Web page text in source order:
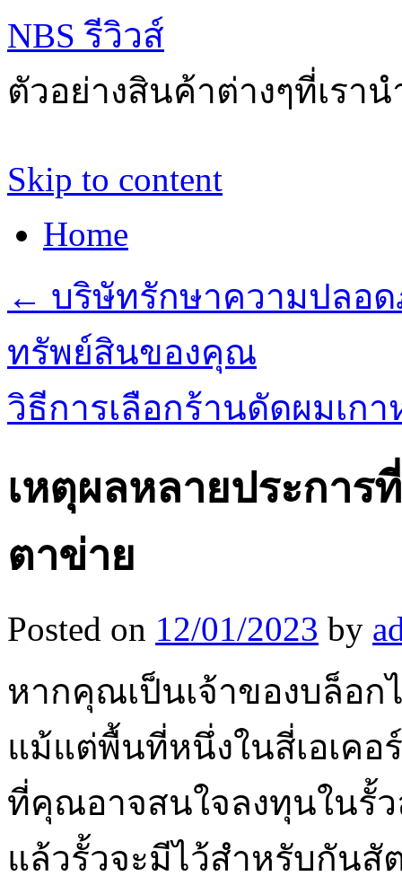
NBS รีวิวส์
ตัวอย่างสินค้าต่างๆที่เรา
Skip to content
Home
← บริษัทรักษาความปลอ
ทรัพย์สินของคุณ
วิธีการเลือกร้านดัดผมเก
เหตุผลหลายประกา
ตาข่าย
Posted on 12/01/2023 by
หากคุณเป็นเจ้าของบล็อ
แม้แต่พื้นที่หนึ่งในสี่เอเคอ
ที่คุณอาจสนใจลงทุนในรั้
แล้วรั้วจะมีไว้สำหรับกันสั